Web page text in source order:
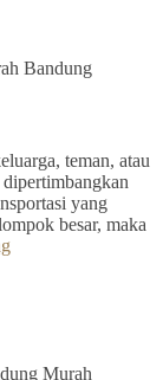
Bandung
teman, atau
yang
besar, maka
Murah